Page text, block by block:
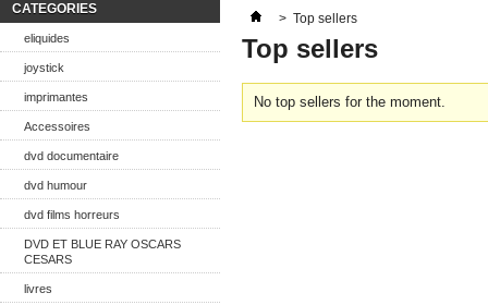
CATEGORIES
eliquides
joystick
imprimantes
Accessoires
dvd documentaire
dvd humour
dvd films horreurs
DVD ET BLUE RAY OSCARS
CESARS
livres
> Top sellers
Top sellers
No top sellers for the moment.